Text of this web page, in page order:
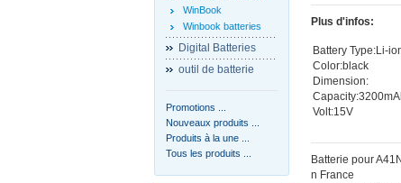
WinBook
Winbook batteries
Digital Batteries
outil de batterie
Promotions ...
Nouveaux produits ...
Produits à la une ...
Tous les produits ...
Plus d'infos:
Battery Type:Li-
Color:black
Dimension:
Volt:15V
Batterie pour
n France